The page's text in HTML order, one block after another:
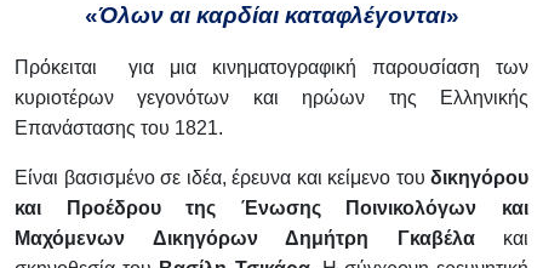
«Όλων αι καρδίαι καταφλέγονται»
Πρόκειται για μια κινηματογραφική παρουσίαση των
κυριοτέρων γεγονότων και ηρώων της Ελληνικής
Επανάστασης του 1821.
Είναι βασισμένο σε ιδέα, έρευνα και κείμενο του δικηγόρου
και Προέδρου της Ένωσης Ποινικολόγων και
Μαχόμενων Δικηγόρων Δημήτρη Γκαβέλακαι